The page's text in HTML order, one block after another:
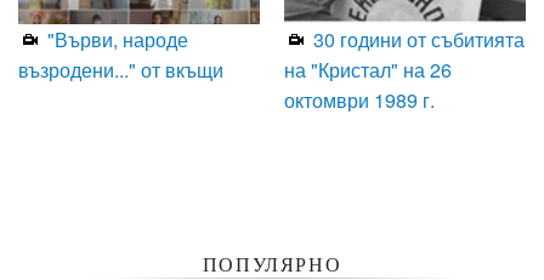
"Върви, народе
възродени..." от вкъщи
30 години от събитията
на "Кристал" на 26
октомври 1989 г.
ПОПУЛЯРНО